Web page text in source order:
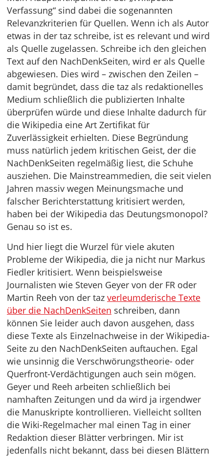
Verfassung“ sind dabei die sogenannten
Relevanzkriterien für Quellen. Wenn ich als Autor
etwas in der taz schreibe, ist es relevant und wird
als Quelle zugelassen. Schreibe ich den gleichen
Text auf den NachDenkSeiten, wird er als Quelle
abgewiesen. Dies wird – zwischen den Zeilen –
damit begründet, dass die taz als redaktionelles
Medium schließlich die publizierten Inhalte
überprüfen würde und diese Inhalte dadurch für
die Wikipedia eine Art Zertifikat für
Zuverlässigkeit erhielten. Diese Begründung
muss natürlich jedem kritischen Geist, der die
NachDenkSeiten regelmäßig liest, die Schuhe
ausziehen. Die Mainstreammedien, die seit vielen
Jahren massiv wegen Meinungsmache und
falscher Berichterstattung kritisiert werden,
haben bei der Wikipedia das Deutungsmonopol?
Genau so ist es.
Und hier liegt die Wurzel für viele akuten
Probleme der Wikipedia, die ja nicht nur Markus
Fiedler kritisiert. Wenn beispielsweise
Journalisten wie Steven Geyer von der FR oder
Martin Reeh von der taz verleumderische Texte
über die NachDenkSeiten schreiben, dann
können Sie leider auch davon ausgehen, dass
diese Texte als Einzelnachweise in der Wikipedia-
Seite zu den NachDenkSeiten auftauchen. Egal
wie unsinnig die Verschwörungstheorie- oder
Querfront-Verdächtigungen auch sein mögen.
Geyer und Reeh arbeiten schließlich bei
namhaften Zeitungen und da wird ja irgendwer
die Manuskripte kontrollieren. Vielleicht sollten
die Wiki-Regelmacher mal einen Tag in einer
Redaktion dieser Blätter verbringen. Mir ist
jedenfalls nicht bekannt, dass bei diesen Blättern